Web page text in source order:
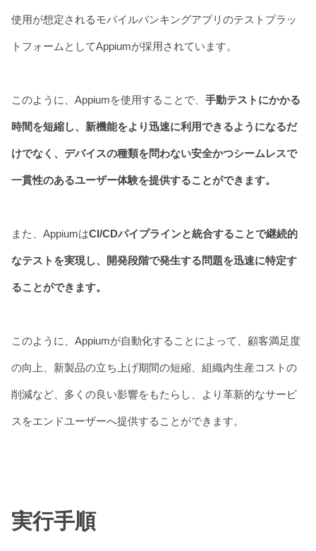
使用が想定されるモバイルバンキングアプリのテストプラッ
トフォームとしてAppiumが採用されています。
このように、Appiumを使用することで、 手動テストにかかる
時間を短縮し、新機能をより迅速に利用できるようになるだ
けでなく、デバイスの種類を問わない安全かつシームレスで
一貫性のあるユーザー体験を提供することができます。
また、AppiumはCI/CDパイプラインと統合することで継続的
なテストを実現し、開発段階で発生する問題を迅速に特定す
ることができます。
このように、Appiumが自動化することによって、顧客満足度
の向上、新製品の立ち上げ期間の短縮、組織内生産コストの
削減など、多くの良い影響をもたらし、より革新的なサービ
スをエンドユーザーへ提供することができます。
実行手順